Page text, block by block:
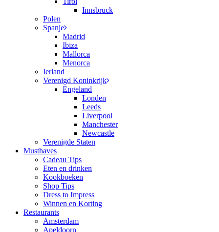
Innsbruck
Polen
Spanje
Madrid
Ibiza
Mallorca
Menorca
Ierland
Verenigd Koninkrijk
Engeland
Londen
Leeds
Liverpool
Manchester
Newcastle
Verenigde Staten
Musthaves
Cadeau Tips
Eten en drinken
Kookboeken
Shop Tips
Dress to Impress
Winnen en Korting
Restaurants
Amsterdam
Apeldoorn